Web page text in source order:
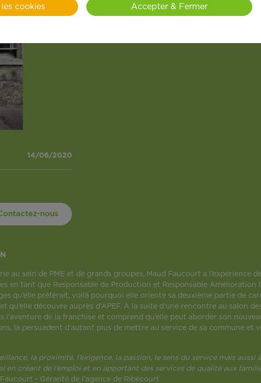
14/06/2020
cœur des territoires le réseau APEF œuvre
nous
au sein de PME et de grands groupes, Maud Faucourt a l’expérience
en tant que Responsable de Production et Responsable Amélioration
qu’elle préférait, voilà pourquoi elle oriente sa deuxième partie de
découvre auprès d’APEF. À la suite d’une rencontre au salon
l’aventure de la franchise et comprend qu’elle peut aborder son
la persuadent d’autant plus de mettre au service de sa commune et
la proximité, l’exigence, la passion, le sens du service mais aussi
créant de l’emploi et en apportant des services de qualité aux
- Gérante de l’agence de Ribécourt
cookies Accepter & Fermer